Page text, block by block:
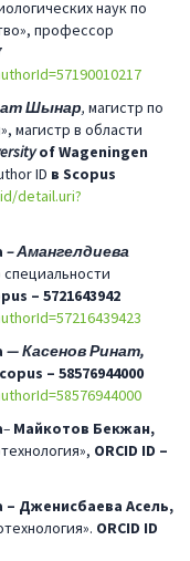
наук по
профессор
Шынар, магистр по
магистр в области
of Wageningen
ID в Scopus
detail.uri?
– Амангелдиева
специальности
– 5721643942
— Касенов Ринат,
– 58576944000
– Майкотов Бекжан,
ORCID ID –
Дженисбаева Асель,
ORCID ID